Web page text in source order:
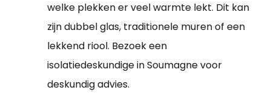
welke plekken er veel warmte lekt. Dit kan
zijn dubbel glas, traditionele muren of een
lekkend riool. Bezoek een
isolatiedeskundige in Soumagne voor
deskundig advies.